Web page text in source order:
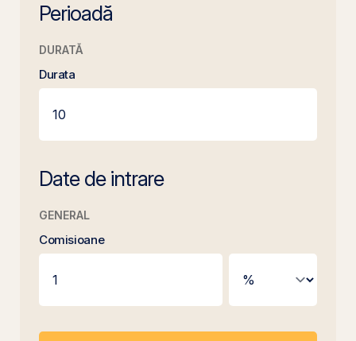
Perioadă
DURATĂ
Durata
Date de intrare
GENERAL
Comisioane